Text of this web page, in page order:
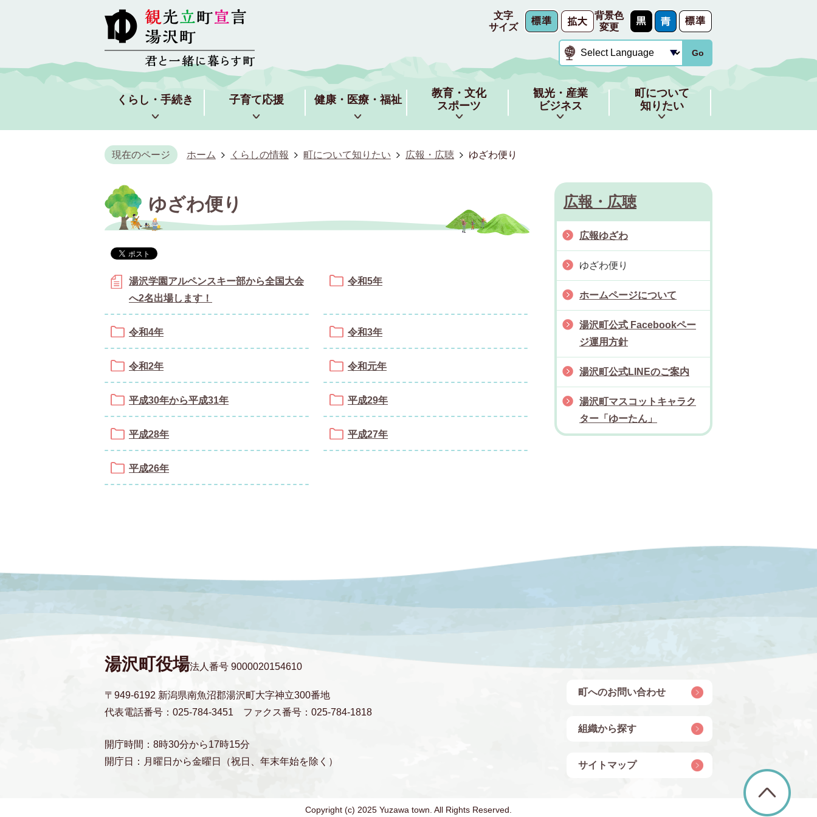
文字
サイズ
背景色
変更
Go
くらし・手続き 子育て応援 健康・医療・福祉
教育・文化
スポーツ
観光・産業
ビジネス
町について
知りたい
現在のページ ホーム くらしの情報 町について知りたい 広報・広聴 ゆざわ便り
ゆざわ便り
湯沢学園アルペンスキー部から全国大会
へ2名出場します！
令和5年
令和4年 令和3年
令和2年 令和元年
平成30年から平成31年 平成29年
平成28年 平成27年
平成26年
広報・広聴
広報ゆざわ
ゆざわ便り
ホームページについて
湯沢町公式 Facebookペー
ジ運用方針
湯沢町公式LINEのご案内
湯沢町マスコットキャラク
ター「ゆーたん」
湯沢町役場法人番号 9000020154610
〒949-6192 新潟県南魚沼郡湯沢町大字神立300番地
代表電話番号：025-784-3451 ファクス番号：025-784-1818
開庁時間：8時30分から17時15分
開庁日：月曜日から金曜日（祝日、年末年始を除く）
町へのお問い合わせ
組織から探す
サイトマップ
Copyright (c) 2025 Yuzawa town. All Rights Reserved.